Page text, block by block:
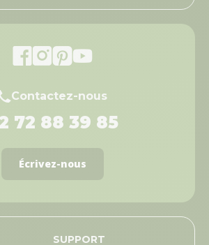
Contactez-nous
72 88 39 85
Écrivez-nous
SUPPORT